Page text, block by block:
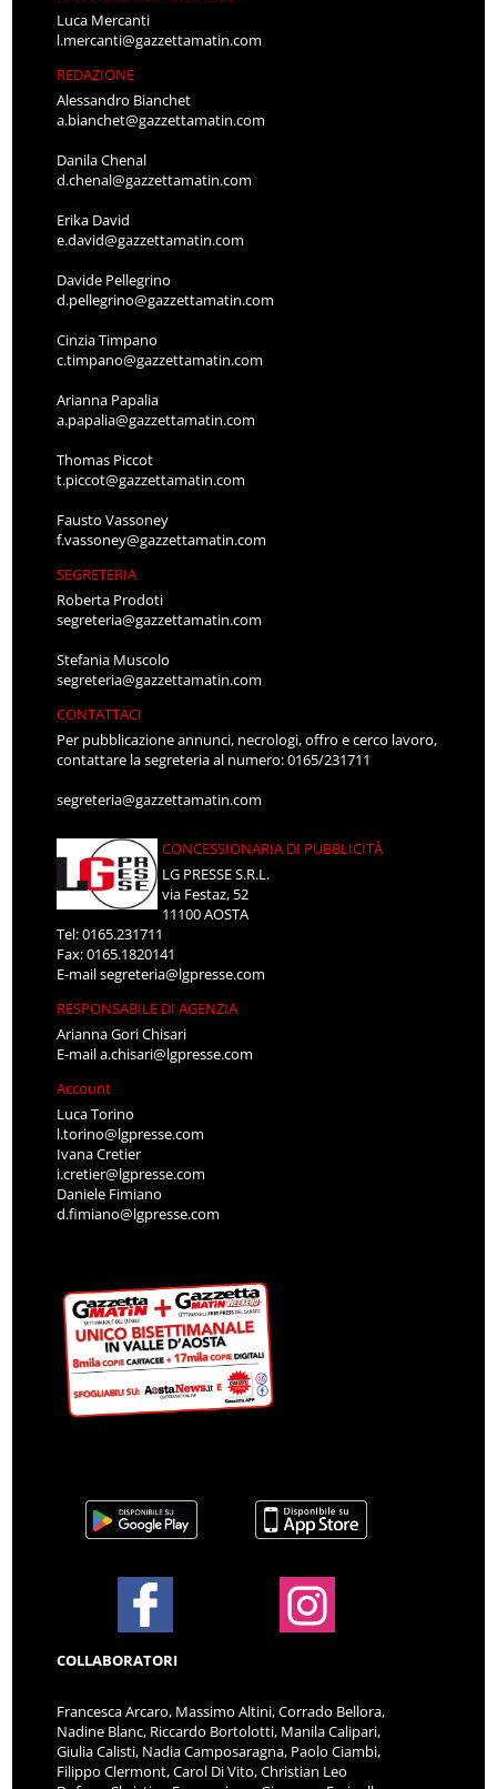
Luca Mercanti
l.mercanti@gazzettamatin.com
REDAZIONE
Alessandro Bianchet
a.bianchet@gazzettamatin.com
Danila Chenal
d.chenal@gazzettamatin.com
Erika David
e.david@gazzettamatin.com
Davide Pellegrino
d.pellegrino@gazzettamatin.com
Cinzia Timpano
c.timpano@gazzettamatin.com
Arianna Papalia
a.papalia@gazzettamatin.com
Thomas Piccot
t.piccot@gazzettamatin.com
Fausto Vassoney
f.vassoney@gazzettamatin.com
SEGRETERIA
Roberta Prodoti
segreteria@gazzettamatin.com
Stefania Muscolo
segreteria@gazzettamatin.com
CONTATTACI
Per pubblicazione annunci, necrologi, offro e cerco lavoro,
contattare la segreteria al numero: 0165/231711
segreteria@gazzettamatin.com
CONCESSIONARIA DI PUBBLICITÀ
LG PRESSE S.R.L.
via Festaz, 52
11100 AOSTA
Tel: 0165.231711
Fax: 0165.1820141
E-mailsegreteria@lgpresse.com
RESPONSABILE DI AGENZIA
Arianna Gori Chisari
E-maila.chisari@lgpresse.com
Account
Luca Torino
l.torino@lgpresse.com
Ivana Cretier
i.cretier@lgpresse.com
Daniele Fimiano
d.fimiano@lgpresse.com
COLLABORATORI
Francesca Arcaro, Massimo Altini, Corrado Bellora,
Nadine Blanc, Riccardo Bortolotti, Manila Calipari,
Giulia Calisti, Nadia Camposaragna, Paolo Ciambi,
Filippo Clermont, Carol Di Vito, Christian Leo